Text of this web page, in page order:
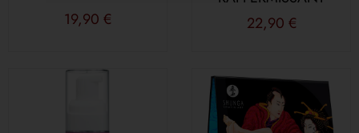
19,90 €
22,90 €